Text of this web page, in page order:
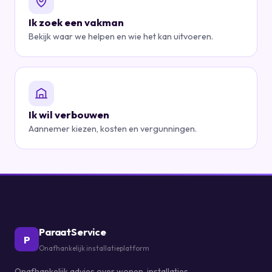
Ik zoek een vakman
Bekijk waar we helpen en wie het kan uitvoeren.
Ik wil verbouwen
Aannemer kiezen, kosten en vergunningen.
P
ParaatService
Onafhankelijk installatieplatform